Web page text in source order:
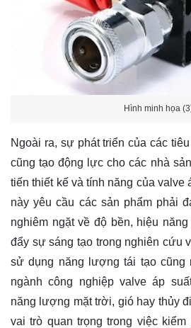
Hình minh họa
Ngoài ra, sự phát triển của các
cũng tạo động lực cho các nhà
tiến thiết kế và tính năng của valve
này yêu cầu các sản phẩm phải
nghiêm ngặt về độ bền, hiệu
đẩy sự sáng tạo trong nghiên cứu
sử dụng năng lượng tái tạo
ngành công nghiệp valve áp
năng lượng mặt trời, gió hay thủy
vai trò quan trọng trong việc